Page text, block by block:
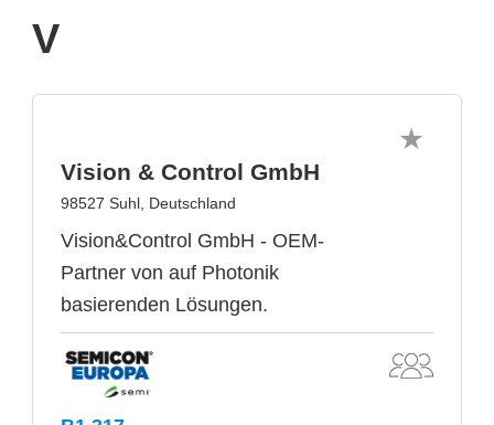
V
Vision & Control GmbH
98527 Suhl, Deutschland
Vision&Control GmbH - OEM-
Partner von auf Photonik
basierenden Lösungen.